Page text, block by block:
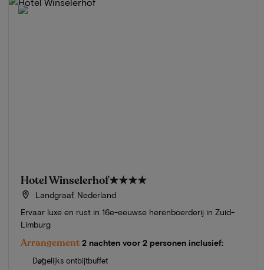
Hotel Winselerhof★★★★
Landgraaf, Nederland
Ervaar luxe en rust in 16e-eeuwse herenboerderij in Zuid-
Limburg
Arrangement 2 nachten voor 2 personen inclusief:
Dagelijks ontbijtbuffet